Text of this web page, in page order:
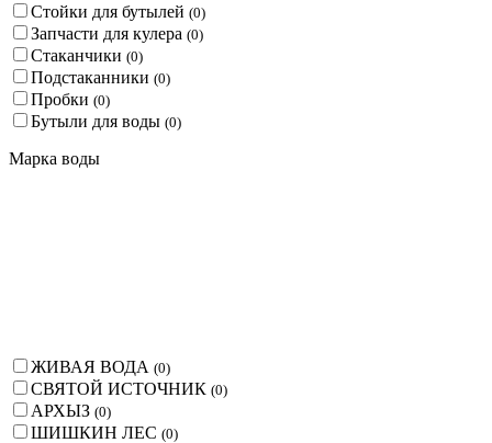
Стойки для бутылей (0)
Запчасти для кулера (0)
Стаканчики (0)
Подстаканники (0)
Пробки (0)
Бутыли для воды (0)
Марка воды
ЖИВАЯ ВОДА (0)
СВЯТОЙ ИСТОЧНИК (0)
АРХЫЗ (0)
ШИШКИН ЛЕС (0)